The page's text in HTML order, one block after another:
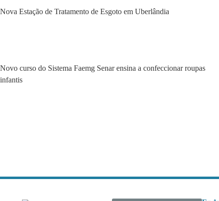
Nova Estação de Tratamento de Esgoto em Uberlândia
Novo curso do Sistema Faemg Senar ensina a confeccionar roupas
infantis